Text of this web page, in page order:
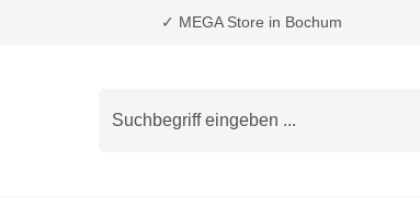
✓ MEGA Store in Bochum